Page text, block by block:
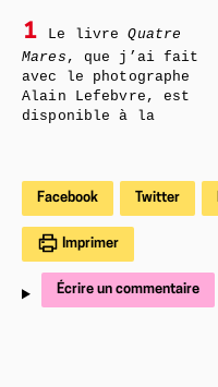
1 Le livreQuatre
Mares , que j’ai fait
avec le photographe
Alain Lefebvre, est
disponible à la
Facebook Twitter
Imprimer
Écrire un commentaire